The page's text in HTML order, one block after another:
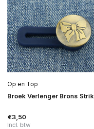
Op en Top
Broek Verlenger Brons Strik
€3,50
Incl. btw